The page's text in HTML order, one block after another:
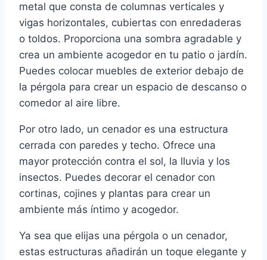
metal que consta de columnas verticales y
vigas horizontales, cubiertas con enredaderas
o toldos. Proporciona una sombra agradable y
crea un ambiente acogedor en tu patio o jardín.
Puedes colocar muebles de exterior debajo de
la pérgola para crear un espacio de descanso o
comedor al aire libre.
Por otro lado, un cenador es una estructura
cerrada con paredes y techo. Ofrece una
mayor protección contra el sol, la lluvia y los
insectos. Puedes decorar el cenador con
cortinas, cojines y plantas para crear un
ambiente más íntimo y acogedor.
Ya sea que elijas una pérgola o un cenador,
estas estructuras añadirán un toque elegante y